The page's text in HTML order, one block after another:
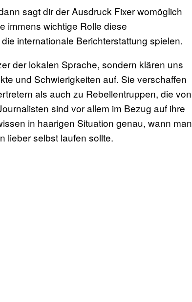
sagt dir der Ausdruck Fixer womöglich
immens wichtige Rolle diese
internationale Berichterstattung spielen.
der lokalen Sprache, sondern klären uns
und Schwierigkeiten auf. Sie verschaffen
als auch zu Rebellentruppen, die von
sind vor allem im Bezug auf ihre
in haarigen Situation genau, wann man
lieber selbst laufen sollte.